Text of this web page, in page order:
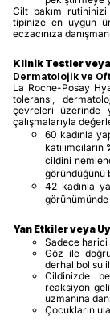
Cilt bakım
tipinize en uygun
eczacınıza
Klinik Testler
Dermatolojik ve
La Roche-Posay
toleransı,
çevreleri üzerinde
çalışmalarıyla
60 kadınla
katılımcıların
cildini
göründüğünü
42 kadınla
görünümünde
Yan Etkiler veya
Sadece harici
Göz ile
derhal bol su
Cildinizde
reaksiyon
uzmanına
Çocukların